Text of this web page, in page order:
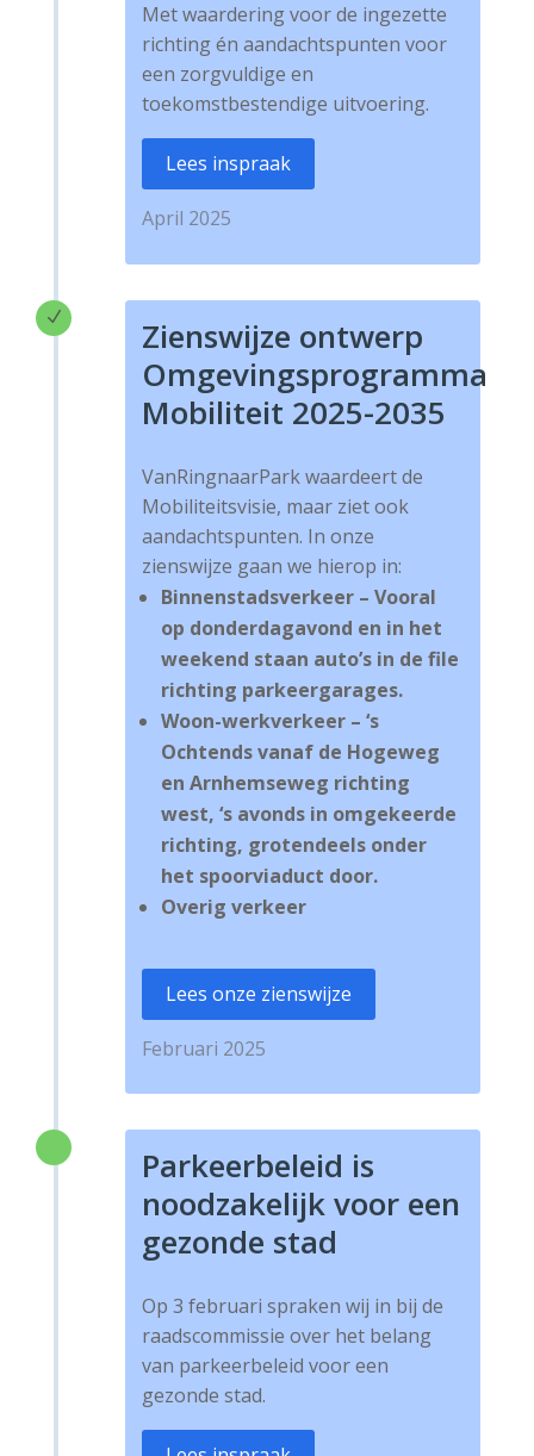
Met waardering voor de ingezette
richting én aandachtspunten voor
een zorgvuldige en
toekomstbestendige uitvoering.
Lees inspraak
April 2025
N
Zienswijze ontwerp
Omgevingsprogramma
Mobiliteit 2025-2035
VanRingnaarPark waardeert de
Mobiliteitsvisie, maar ziet ook
aandachtspunten. In onze
zienswijze gaan we hierop in:
Binnenstadsverkeer – Vooral
op donderdagavond en in het
weekend staan auto’s in de file
richting parkeergarages.
Woon-werkverkeer – ‘s
Ochtends vanaf de Hogeweg
en Arnhemseweg richting
west, ‘s avonds in omgekeerde
richting, grotendeels onder
het spoorviaduct door.
Overig verkeer
Lees onze zienswijze
Februari 2025
Parkeerbeleid is
noodzakelijk voor een
gezonde stad
Op 3 februari spraken wij in bij de
raadscommissie over het belang
van parkeerbeleid voor een
gezonde stad.